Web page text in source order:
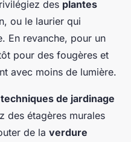
des plantes
ou le laurier qui
En revanche, pour un
pour des fougères et
avec moins de lumière.
techniques de jardinage
des étagères murales
de la verdure